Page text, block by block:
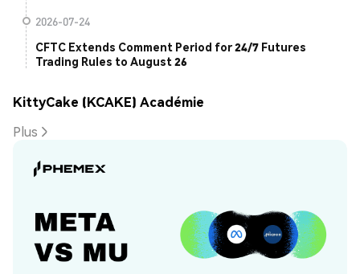
2026-07-24
CFTC Extends Comment Period for 24/7 Futures
Trading Rules to August 26
KittyCake (KCAKE) Académie
Plus